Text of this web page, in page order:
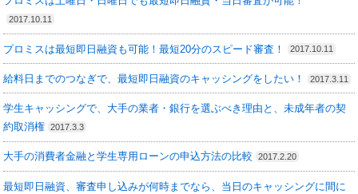
2017.10.11
プロミスは最短即日融資も可能！最短20分のスピード審査！ 2017.10.11
給料日までのつなぎで、最短即日融資のキャッシングをしたい！ 2017.3.11
学生キャッシングで、大手の業者・銀行を選ぶべき理由と、未成年者の契
約取消権 2017.3.3
大手の消費者金融と学生専用ローンの申込方法の比較 2017.2.20
最短即日融資、審査申し込みが何時までなら、当日のキャッシングに間に